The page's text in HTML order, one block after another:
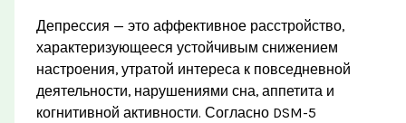
Депрессия — это аффективное расстройство,
характеризующееся устойчивым снижением
настроения, утратой интереса к повседневной
деятельности, нарушениями сна, аппетита и
когнитивной активности. Согласно DSM-5